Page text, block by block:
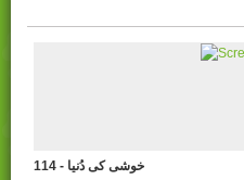
114 - خوشی کی دُنیا